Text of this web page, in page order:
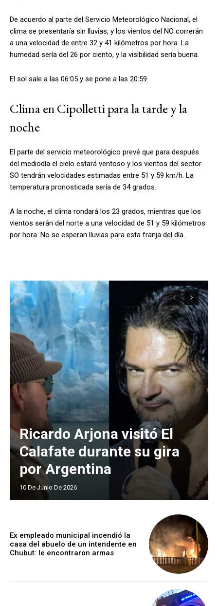
De acuerdo al parte del Servicio Meteorológico Nacional, el
clima se presentaría sin lluvias, y los vientos del NO correrán
a una velocidad de entre 32 y 41 kilómetros por hora. La
humedad sería del 26 por ciento, y la visibilidad sería buena.
El sol sale a las 06:05 y se pone a las 20:59.
Clima en Cipolletti para la tarde y la
noche
El parte del servicio meteorológico prevé que para después
del mediodía el cielo estará ventoso y los vientos del sector
SO tendrán velocidades estimadas entre 51 y 59 km/h. La
temperatura pronosticada sería de 34 grados.
A la noche, el clima rondará los 23 grados, mientras que los
vientos serán del norte a una velocidad de 51 y 59 kilómetros
por hora. No se esperan lluvias para esta franja del día.
Ricardo Arjona visitó El
Calafate durante su gira
por Argentina
10 De Junio De 2026
Ex empleado municipal incendió la
casa del abuelo de un intendente en
Chubut: le encontraron armas